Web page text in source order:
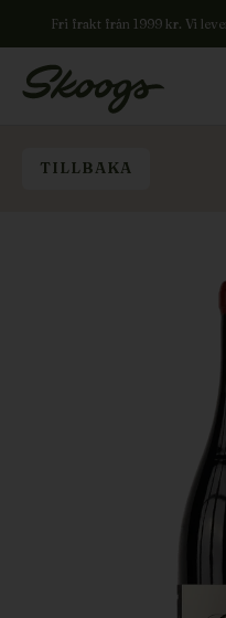
Fri frakt från 1999 kr. Vi
TILLBAKA